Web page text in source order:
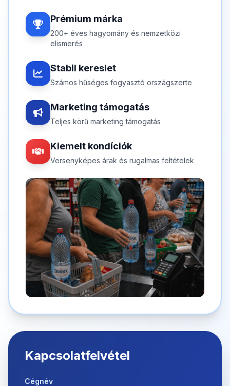
Prémium márka
200+ éves hagyomány és nemzetközi
elismerés
Stabil kereslet
Számos hűséges fogyasztó országszerte
Marketing támogatás
Teljes körű marketing támogatás
Kiemelt kondíciók
Versenyképes árak és rugalmas feltételek
Kapcsolatfelvétel
Cégnév